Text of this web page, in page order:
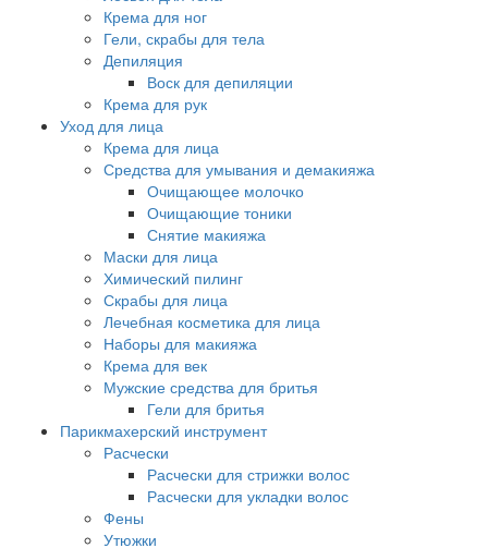
Крема для ног
Гели, скрабы для тела
Депиляция
Воск для депиляции
Крема для рук
Уход для лица
Крема для лица
Средства для умывания и демакияжа
Очищающее молочко
Очищающие тоники
Снятие макияжа
Маски для лица
Химический пилинг
Скрабы для лица
Лечебная косметика для лица
Наборы для макияжа
Крема для век
Мужские средства для бритья
Гели для бритья
Парикмахерский инструмент
Расчески
Расчески для стрижки волос
Расчески для укладки волос
Фены
Утюжки